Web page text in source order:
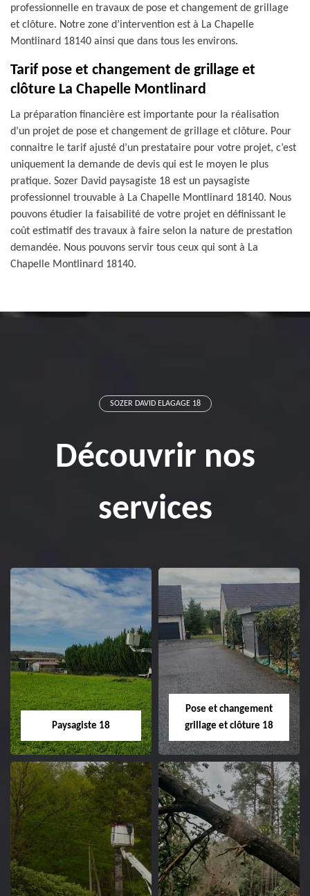
professionnelle en travaux de pose et changement de grillage
et clôture. Notre zone d’intervention est à La Chapelle
Montlinard 18140 ainsi que dans tous les environs.
Tarif pose et changement de grillage et
clôture La Chapelle Montlinard
La préparation financière est importante pour la réalisation
d’un projet de pose et changement de grillage et clôture. Pour
connaitre le tarif ajusté d’un prestataire pour votre projet, c’est
uniquement la demande de devis qui est le moyen le plus
pratique. Sozer David paysagiste 18 est un paysagiste
professionnel trouvable à La Chapelle Montlinard 18140. Nous
pouvons étudier la faisabilité de votre projet en définissant le
coût estimatif des travaux à faire selon la nature de prestation
demandée. Nous pouvons servir tous ceux qui sont à La
Chapelle Montlinard 18140.
SOZER DAVID ELAGAGE 18
Découvrir nos
services
Paysagiste 18
Paysagiste 18
Artisan paysagiste 18
Cher tel: 02.52.56.49.40
Pose et changement
grillage et clôture 18
Pose et
changement
grillage et clôture
18